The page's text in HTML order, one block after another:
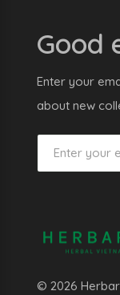
Good
Enter your
about new
© 2026